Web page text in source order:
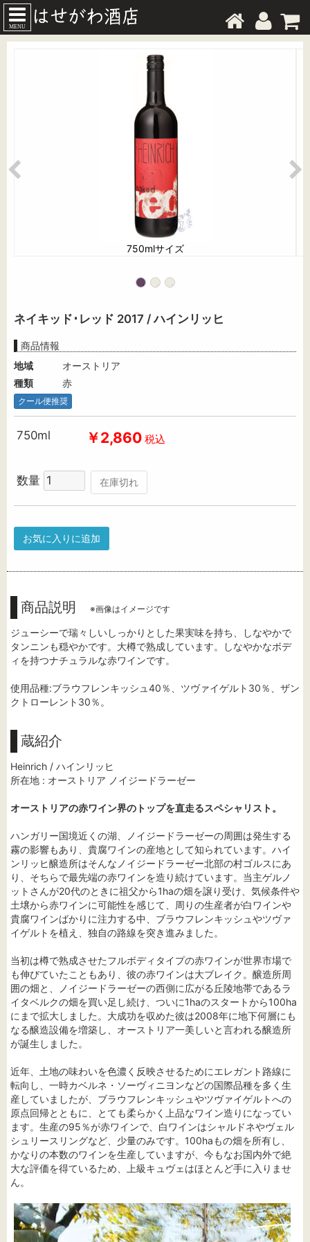
MENU
750mlサイズ
ネイキッド･レッド 2017 / ハインリッヒ
商品情報
地域
オーストリア
種類
赤
クール便推奨
750ml ￥2,860 税込
数量 在庫切れ
お気に入りに追加
商品説明 ※画像はイメージです
ジューシーで瑞々しいしっかりとした果実味を持ち、しなやかで
タンニンも穏やかです。大樽で熟成しています。しなやかなボデ
ィを持つナチュラルな赤ワインです。
使用品種:ブラウフレンキッシュ40％、ツヴァイゲルト30％、ザン
クトローレント30％。
蔵紹介
Heinrich / ハインリッヒ
所在地 : オーストリア ノイジードラーゼー
オーストリアの赤ワイン界のトップを直走るスペシャリスト。
ハンガリー国境近くの湖、ノイジードラーゼーの周囲は発生する
霧の影響もあり、貴腐ワインの産地として知られています。ハイ
ンリッヒ醸造所はそんなノイジードラーゼー北部の村ゴルスにあ
り、そちらで最先端の赤ワインを造り続けています。当主ゲルノ
ットさんが20代のときに祖父から1haの畑を譲り受け、気候条件や
土壌から赤ワインに可能性を感じて、周りの生産者が白ワインや
貴腐ワインばかりに注力する中、ブラウフレンキッシュやツヴァ
イゲルトを植え、独自の路線を突き進みました。
当初は樽で熟成させたフルボディタイプの赤ワインが世界市場で
も伸びていたこともあり、彼の赤ワインは大ブレイク。醸造所周
囲の畑と、ノイジードラーゼーの西側に広がる丘陵地帯であるラ
イタベルクの畑を買い足し続け、ついに1haのスタートから100ha
にまで拡大しました。大成功を収めた彼は2008年に地下何層にも
なる醸造設備を増築し、オーストリア一美しいと言われる醸造所
が誕生しました。
近年、土地の味わいを色濃く反映させるためにエレガント路線に
転向し、一時カベルネ・ソーヴィニヨンなどの国際品種を多く生
産していましたが、ブラウフレンキッシュやツヴァイゲルトへの
原点回帰とともに、とても柔らかく上品なワイン造りになってい
ます。生産の95％が赤ワインで、白ワインはシャルドネやヴェル
シュリースリングなど、少量のみです。100haもの畑を所有し、
かなりの本数のワインを生産していますが、今もなお国内外で絶
大な評価を得ているため、上級キュヴェはほとんど手に入りませ
ん。